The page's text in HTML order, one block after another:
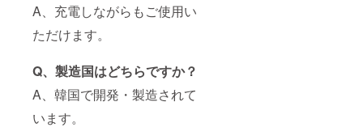
A、充電しながらもご使用い
ただけます。
Q、製造国はどちらですか？
A、韓国で開発・製造されて
います。